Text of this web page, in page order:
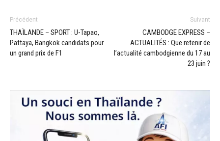
Précédent
THAÏLANDE – SPORT : U-Tapao,
Pattaya, Bangkok candidats pour
un grand prix de F1
Suivant
CAMBODGE EXPRESS –
ACTUALITÉS : Que retenir de
l’actualité cambodgienne du 17 au
23 juin ?